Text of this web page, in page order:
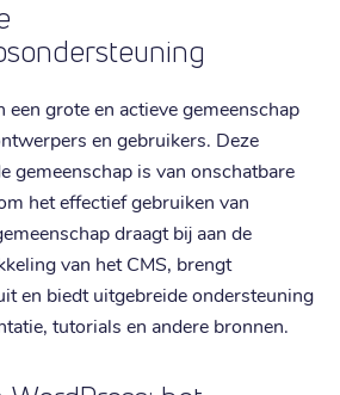
een grote en actieve gemeenschap
en gebruikers. Deze
gemeenschap is van onschatbare
het effectief gebruiken van
draagt bij aan de
van het CMS, brengt
en biedt uitgebreide ondersteuning
tutorials en andere bronnen.